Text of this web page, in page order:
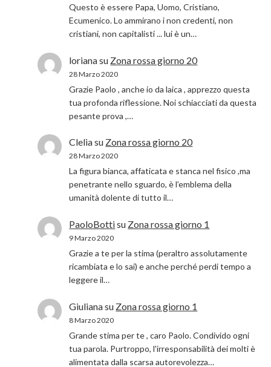
Questo è essere Papa, Uomo, Cristiano,
Ecumenico. Lo ammirano i non credenti, non
cristiani, non capitalisti ... lui è un…
lorianasu Zona rossa giorno 20
28 Marzo 2020
Grazie Paolo , anche io da laica , apprezzo questa
tua profonda riflessione. Noi schiacciati da questa
pesante prova ,…
Cleliasu Zona rossa giorno 20
28 Marzo 2020
La figura bianca, affaticata e stanca nel fisico ,ma
penetrante nello sguardo, è l’emblema della
umanità dolente di tutto il…
PaoloBottisu Zona rossa giorno 1
9 Marzo 2020
Grazie a te per la stima (peraltro assolutamente
ricambiata e lo sai) e anche perché perdi tempo a
leggere il…
Giulianasu Zona rossa giorno 1
8 Marzo 2020
Grande stima per te , caro Paolo. Condivido ogni
tua parola. Purtroppo, l'irresponsabilità dei molti è
alimentata dalla scarsa autorevolezza…